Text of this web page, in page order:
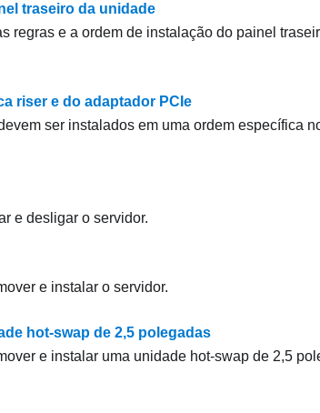
traseiro da unidade
regras e a ordem de instalação do painel
riser e do adaptador PCIe
ser instalados em uma ordem específica
e desligar o servidor.
e instalar o servidor.
hot-swap de 2,5 polegadas
e instalar uma unidade hot-swap de 2,5